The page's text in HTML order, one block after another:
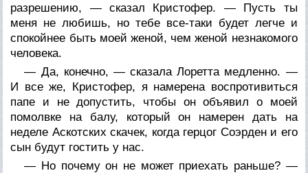
разрешению, — сказал Кристофер. — Пусть ты
меня не любишь, но тебе все-таки будет легче и
спокойнее быть моей женой, чем женой незнакомого
человека.
— Да, конечно, — сказала Лоретта медленно. —
И все же, Кристофер, я намерена воспротивиться
папе и не допустить, чтобы он объявил о моей
помолвке на балу, который он намерен дать на
неделе Аскотских скачек, когда герцог Соэрден и его
сын будут гостить у нас.
— Но почему он не может приехать раньше? —